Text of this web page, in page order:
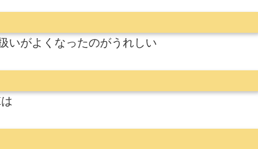
いがよくなったのがうれしい